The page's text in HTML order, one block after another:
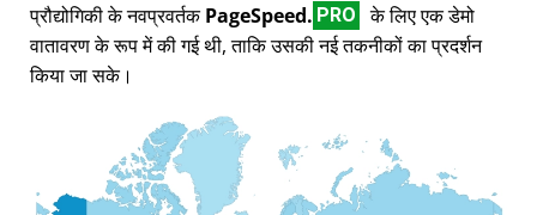
प्रौद्योगिकी के नवप्रवर्तकPageSpeed. PRO
के लिए एक डेमो
वातावरण के रूप में की गई थी, ताकि उसकी नई तकनीकों का प्रदर्शन
किया जा सके।